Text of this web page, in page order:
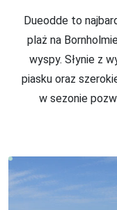
Dueodde to
plaż na
wyspy. Słynie z
piasku oraz
w sezonie